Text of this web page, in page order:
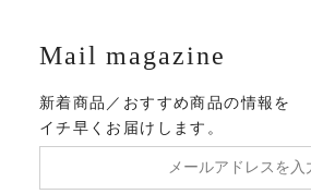
Mail magazine
新着商品／おすすめ商品の情報を
イチ早くお届けします。